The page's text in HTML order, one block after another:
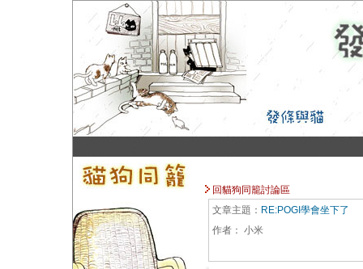
回貓狗同籠討論區
文章主題： RE:POGI學會坐下了
作者： 小米